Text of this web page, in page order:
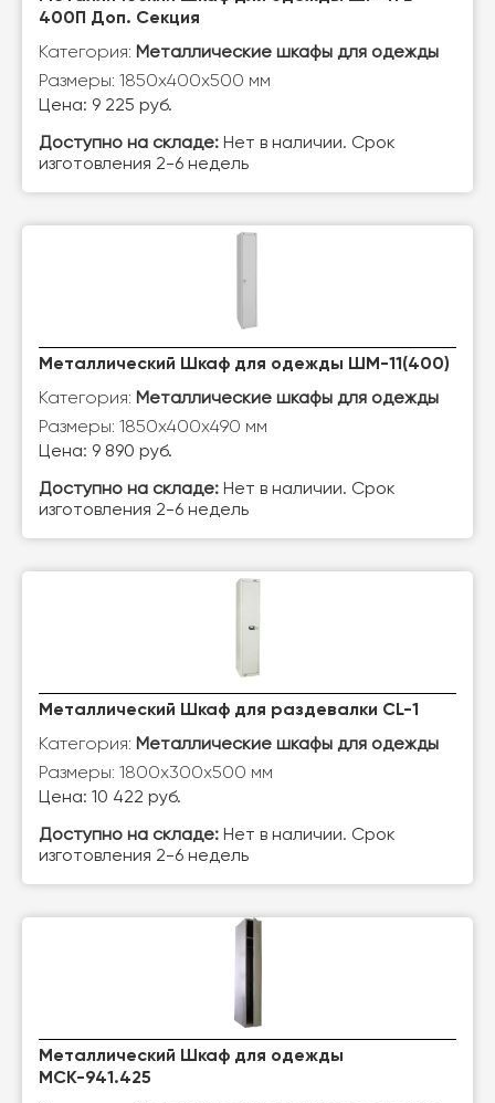
400П Доп. Секция
Категория: Металлические шкафы для одежды
Размеры: 1850х400х500 мм
Цена: 9 225 руб.
Доступно на складе: Нет в наличии. Срок
изготовления 2-6 недель
Металлический Шкаф для одежды ШМ-11(400)
Категория: Металлические шкафы для одежды
Размеры: 1850х400х490 мм
Цена: 9 890 руб.
Доступно на складе: Нет в наличии. Срок
изготовления 2-6 недель
Металлический Шкаф для раздевалки CL-1
Категория: Металлические шкафы для одежды
Размеры: 1800х300х500 мм
Цена: 10 422 руб.
Доступно на складе: Нет в наличии. Срок
изготовления 2-6 недель
Металлический Шкаф для одежды
МСК-941.425